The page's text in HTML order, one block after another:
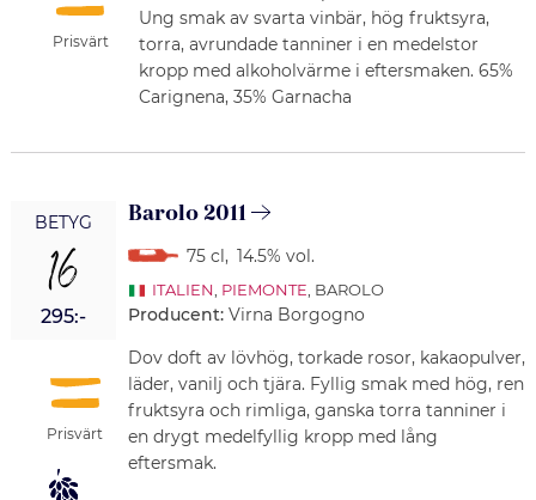
Prisvärt
Ung smak av svarta vinbär, hög fruktsyra,
torra, avrundade tanniner i en medelstor
kropp med alkoholvärme i eftersmaken. 65%
Carignena, 35% Garnacha
BETYG
16
295:-
Prisvärt
Barolo 2011
75 cl , 14.5% vol.
ITALIEN, PIEMONTE, BAROLO
Producent: Virna Borgogno
Dov doft av lövhög, torkade rosor, kakaopulver,
läder, vanilj och tjära. Fyllig smak med hög, ren
fruktsyra och rimliga, ganska torra tanniner i
en drygt medelfyllig kropp med lång
eftersmak.